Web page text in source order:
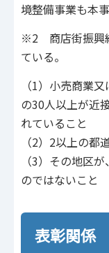
境整備事業も本
※2 商店街振興
ている。
（1）小売商業
の30人以上が近
れていること
（2）2以上の都
（3）その地区
のではないこと
表彰関係